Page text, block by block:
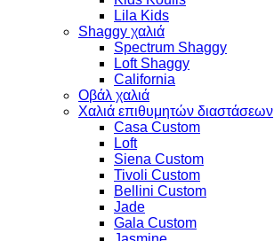
Lila Kids
Shaggy χαλιά
Spectrum Shaggy
Loft Shaggy
California
Οβάλ χαλιά
Χαλιά επιθυμητών διαστάσεων
Casa Custom
Loft
Siena Custom
Tivoli Custom
Bellini Custom
Jade
Gala Custom